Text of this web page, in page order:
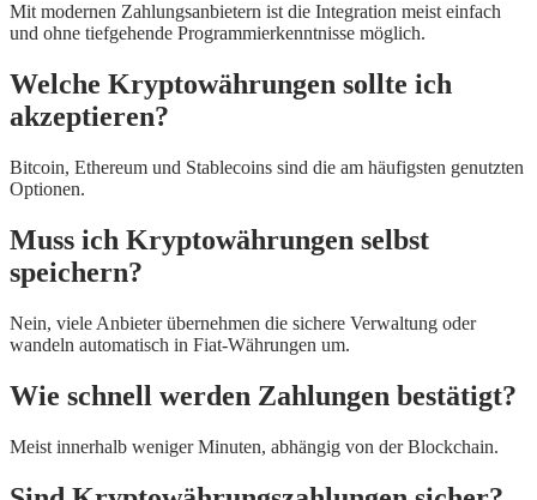
Mit modernen Zahlungsanbietern ist die Integration meist einfach
und ohne tiefgehende Programmierkenntnisse möglich.
Welche Kryptowährungen sollte ich
akzeptieren?
Bitcoin, Ethereum und Stablecoins sind die am häufigsten genutzten
Optionen.
Muss ich Kryptowährungen selbst
speichern?
Nein, viele Anbieter übernehmen die sichere Verwaltung oder
wandeln automatisch in Fiat-Währungen um.
Wie schnell werden Zahlungen bestätigt?
Meist innerhalb weniger Minuten, abhängig von der Blockchain.